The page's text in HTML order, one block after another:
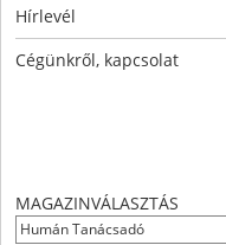
Hírlevél
Cégünkről, kapcsolat
MAGAZINVÁLASZTÁS
Humán Tanácsadó